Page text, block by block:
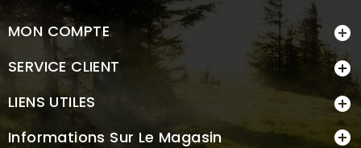
MON COMPTE 
SERVICE CLIENT 
LIENS UTILES 
Informations Sur Le Magasin 